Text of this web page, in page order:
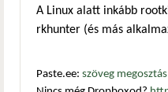
A Linux alatt inkább
rkhunter (és más
Paste.ee: szöveg megosztás